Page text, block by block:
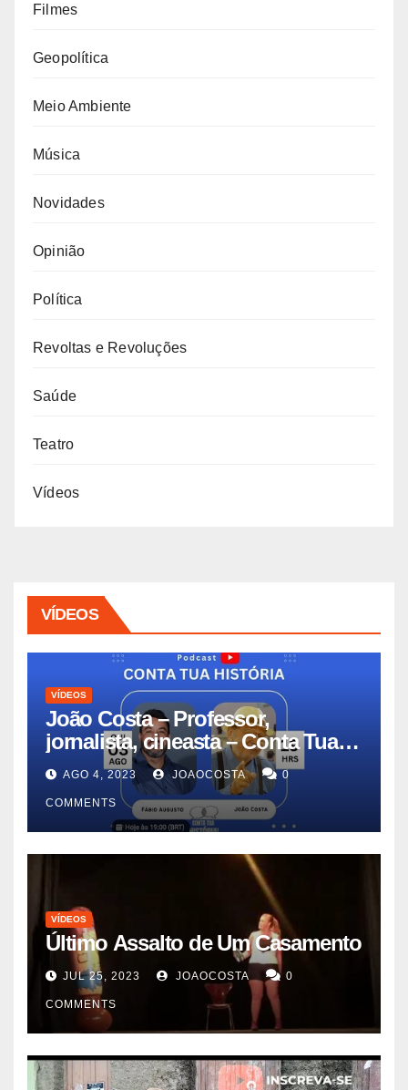
Filmes
Geopolítica
Meio Ambiente
Música
Novidades
Opinião
Política
Revoltas e Revoluções
Saúde
Teatro
Vídeos
VÍDEOS
VÍDEOS
João Costa – Professor,
jornalista, cineasta – Conta Tua
História #11
AGO 4, 2023 JOAOCOSTA 0
COMMENTS
VÍDEOS
Último Assalto de Um Casamento
JUL 25, 2023 JOAOCOSTA 0
COMMENTS